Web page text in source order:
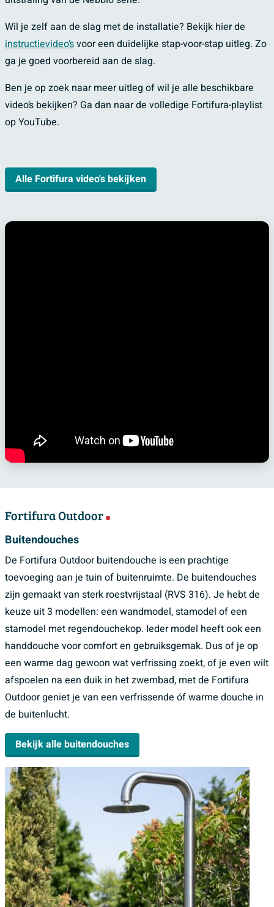
Wil je zelf aan de slag met de installatie? Bekijk hier de
instructievideo’svoor een duidelijke stap-voor-stap uitleg. Zo
ga je goed voorbereid aan de slag.
Ben je op zoek naar meer uitleg of wil je alle beschikbare
video’s bekijken? Ga dan naar de volledige Fortifura-playlist
op YouTube.
Alle Fortifura video's bekijken
Fortifura Outdoor
Buitendouches
De Fortifura Outdoor buitendouche is een prachtige
toevoeging aan je tuin of buitenruimte. De buitendouches
zijn gemaakt van sterk roestvrijstaal (RVS 316). Je hebt de
keuze uit 3 modellen: een wandmodel, stamodel of een
stamodel met regendouchekop. Ieder model heeft ook een
handdouche voor comfort en gebruiksgemak. Dus of je op
een warme dag gewoon wat verfrissing zoekt, of je even wilt
afspoelen na een duik in het zwembad, met de Fortifura
Outdoor geniet je van een verfrissende óf warme douche in
de buitenlucht.
Bekijk alle buitendouches